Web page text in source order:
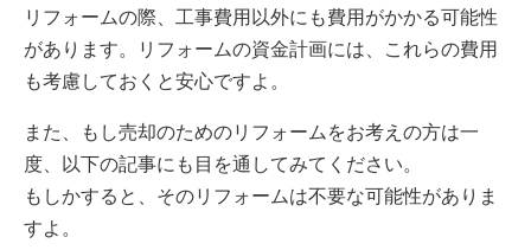
リフォームの際、工事費用以外にも費用がかかる可能性
があります。リフォームの資金計画には、これらの費用
も考慮しておくと安心ですよ。
また、もし売却のためのリフォームをお考えの方は一
度、以下の記事にも目を通してみてください。
もしかすると、そのリフォームは不要な可能性がありま
すよ。